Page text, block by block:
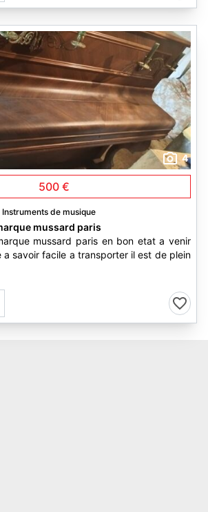
4
500 €
Instruments de musique
mussard paris
mussard paris en bon etat a venir
a savoir facile a transporter il est de plein